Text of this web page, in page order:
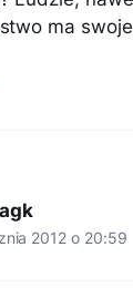
ma
2012 o 20:59